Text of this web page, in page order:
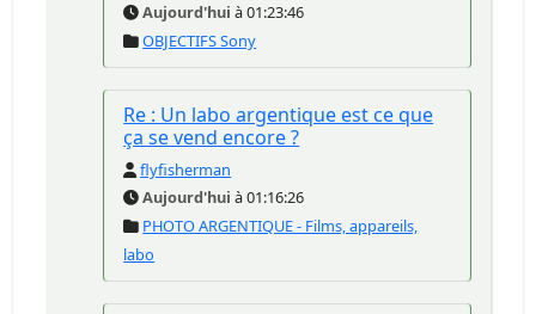
Aujourd'hui à 01:23:46
OBJECTIFS Sony
Re : Un labo argentique est ce que
ça se vend encore ?
flyfisherman
Aujourd'hui à 01:16:26
PHOTO ARGENTIQUE - Films, appareils,
labo